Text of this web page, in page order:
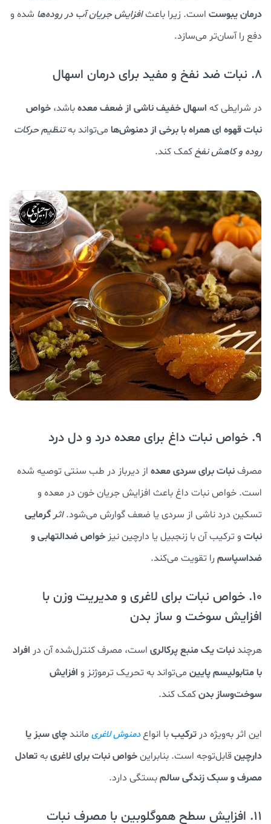
درمان یبوست است. زیرا باعثافزایش جریان آب در روده‌ها شده و
دفع را آسان‌تر می‌سازد.
8. نبات ضد نفخ و مفید برای درمان اسهال
در شرایطی که اسهال خفیف ناشی از ضعف معدهباشد، خواص
نبات قهوه‌ ای همراه با برخی از دمنوش‌ها می‌تواند بهتنظیم حرکات
روده و کاهش نفخکمک کند.
9. خواص نبات داغ برای معده درد و دل درد
مصرفنبات برای سردی معده از دیرباز در طب سنتی توصیه شده
است. خواص نبات داغ باعث افزایش جریان خون در معده و
تسکین درد ناشی از سردی یا ضعف گوارش می‌شود.اثر گرمایی
نبات و ترکیب آن با زنجبیل یا دارچین نیز خواص ضدالتهابی و
ضداسپاسم را تقویت می‌کند.
10. خواص نبات برای لاغری و مدیریت وزن با
افزایش سوخت و ساز بدن
هرچندنبات یک منبع پرکالری است، مصرف کنترل‌شده آن در افراد
با متابولیسم پایین می‌تواند به تحریک ترموژنز و افزایش
سوخت‌وساز بدنکمک کند.
این اثر به‌ویژه در ترکیببا انواعدمنوش لاغری مانندچای سبز یا
دارچینقابل‌توجه است. بنابراینخواص نبات برای لاغریبهتعادل
مصرف و سبک زندگیسالمبستگی دارد.
11. افزایش سطح هموگلوبین با مصرف نبات